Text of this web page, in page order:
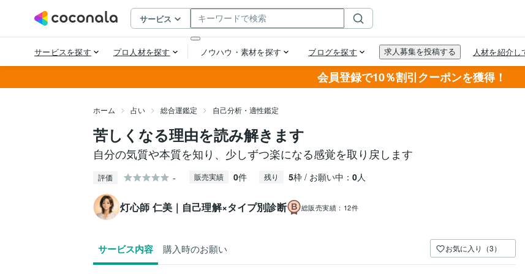
会員登録で10％割引クーポンを獲得！
ホーム 占い 総合運鑑定 自己分析・適性鑑定
苦しくなる理由を読み解きます
自分の気質や本質を知り、少しずつ楽になる感覚を取り戻します
評価 - 販売実績 0件 残り 5枠 / お願い中： 0人
灯心師 仁美｜自己理解×タイプ別診断 総販売実績： 12件
サービス内容 購入時のお願い お気に入り（3）